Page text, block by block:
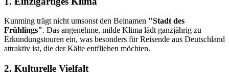
Kunming trägt nicht umsonst den Beinamen "Stadt des
Frühlings". Das angenehme, milde Klima lädt ganzjährig zu
Erkundungstouren ein, was besonders für Reisende aus Deutschland
attraktiv ist, die der Kälte entfliehen möchten.
2. Kulturelle Vielfalt